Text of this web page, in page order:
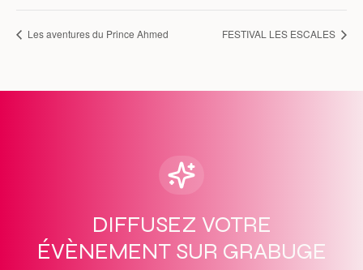
Les aventures du Prince Ahmed FESTIVAL LES ESCALES
DIFFUSEZ VOTRE
ÉVÈNEMENT SUR GRABUGE